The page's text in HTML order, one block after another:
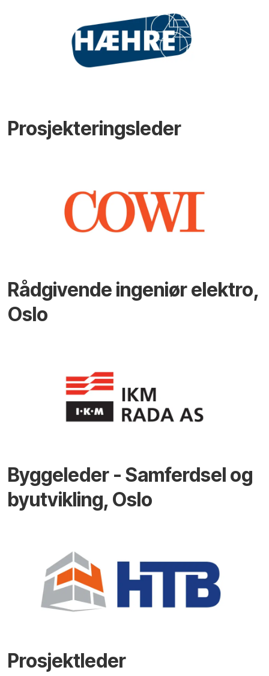
Prosjekteringsleder
Rådgivende ingeniør elektro,
Oslo
Byggeleder - Samferdsel og
byutvikling, Oslo
Prosjektleder